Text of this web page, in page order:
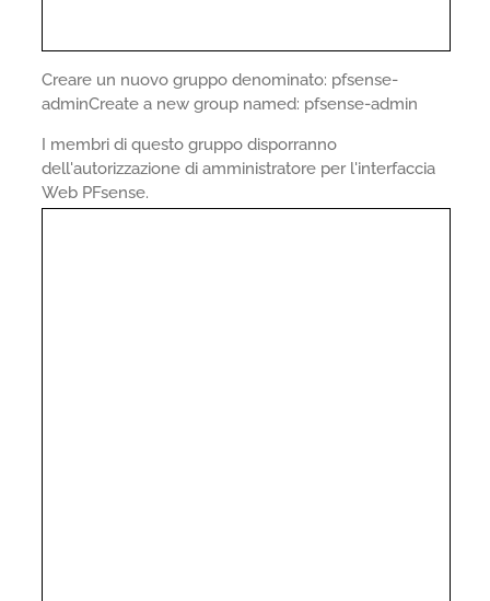
Creare un nuovo gruppo denominato: pfsense-
adminCreate a new group named: pfsense-admin
I membri di questo gruppo disporranno
dell'autorizzazione di amministratore per l'interfaccia
Web PFsense.